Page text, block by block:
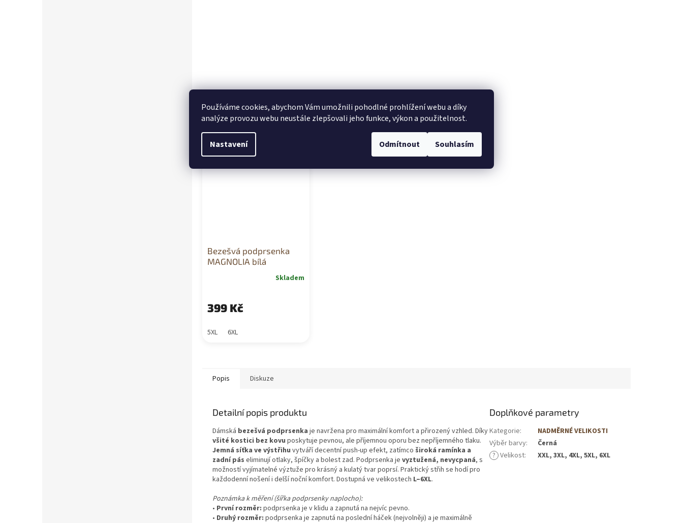
Používáme cookies, abychom Vám umožnili pohodlné prohlížení webu a díky
analýze provozu webu neustále zlepšovali jeho funkce, výkon a použitelnost.
Nastavení Odmítnout Souhlasím
Související produkty
Bezešvá podprsenka
MAGNOLIA bílá
Skladem
399 Kč
5XL 6XL
Popis Diskuze
Detailní popis produktu
Dámská bezešvá podprsenka je navržena pro maximální komfort a přirozený vzhled. Díky
všité kostici bez kovu poskytuje pevnou, ale příjemnou oporu bez nepříjemného tlaku.
Jemná síťka ve výstřihu vytváří decentní push-up efekt, zatímco široká ramínka a
zadní pás eliminují otlaky, špíčky a bolest zad. Podprsenka je vyztužená, nevycpaná, s
možností vyjímatelné výztuže pro krásný a kulatý tvar poprsí. Praktický střih se hodí pro
každodenní nošení i delší noční komfort. Dostupná ve velikostech L–6XL.
Poznámka k měření (šířka podprsenky naplocho):
• První rozměr: podprsenka je v klidu a zapnutá na nejvíc pevno.
• Druhý rozměr: podprsenka je zapnutá na poslední háček (nejvolněji) a je maximálně
Doplňkové parametry
Kategorie:
NADMĚRNÉ VELIKOSTI
Výběr barvy:
Černá
? Velikost: XXL, 3XL, 4XL, 5XL, 6XL